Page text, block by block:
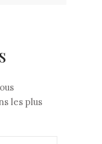
les plus